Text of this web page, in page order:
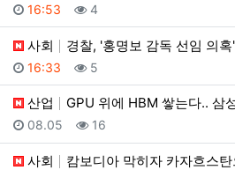
등록일
16:53 조회
4
사회 경찰, '홍명보 감독 선임 의
등록일
16:33 조회
5
산업 GPU 위에 HBM 쌓는다.. 삼
등록일
08.05 조회
16
사회 캄보디아 막히자 카자흐스탄